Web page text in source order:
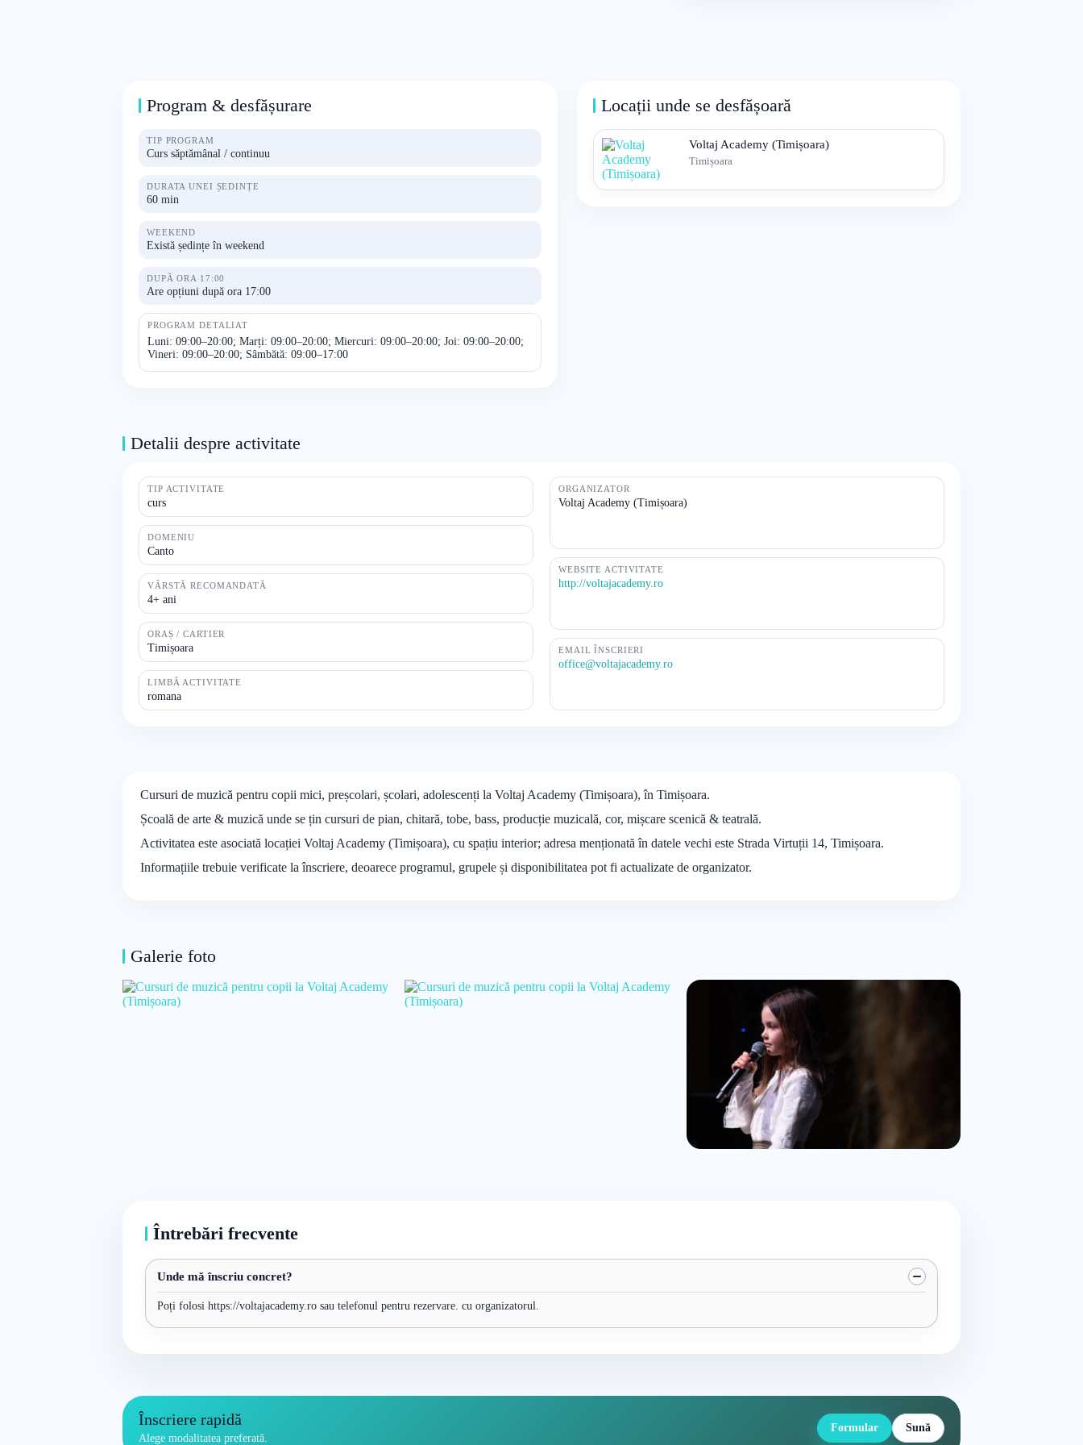
Program & desfășurare
TIP PROGRAM
Curs săptămânal / continuu
DURATA UNEI ȘEDINȚE
60 min
WEEKEND
Există ședințe în weekend
DUPĂ ORA 17:00
Are opțiuni după ora 17:00
PROGRAM DETALIAT
Luni: 09:00–20:00; Marți: 09:00–20:00; Miercuri: 09:00–20:00; Joi: 09:00–20:00;
Vineri: 09:00–20:00; Sâmbătă: 09:00–17:00
Locații unde se desfășoară
Voltaj Academy (Timișoara)
Timișoara
Detalii despre activitate
TIP ACTIVITATE
curs
DOMENIU
Canto
VÂRSTĂ RECOMANDATĂ
4+ ani
ORAȘ / CARTIER
Timișoara
LIMBĂ ACTIVITATE
romana
ORGANIZATOR
Voltaj Academy (Timișoara)
WEBSITE ACTIVITATE
http://voltajacademy.ro
EMAIL ÎNSCRIERI
office@voltajacademy.ro
Cursuri de muzică pentru copii mici, preșcolari, școlari, adolescenți la Voltaj Academy (Timișoara), în Timișoara.
Școală de arte & muzică unde se țin cursuri de pian, chitară, tobe, bass, producție muzicală, cor, mișcare scenică & teatrală.
Activitatea este asociată locației Voltaj Academy (Timișoara), cu spațiu interior; adresa menționată în datele vechi este Strada Virtuții 14, Timișoara.
Informațiile trebuie verificate la înscriere, deoarece programul, grupele și disponibilitatea pot fi actualizate de organizator.
Galerie foto
Întrebări frecvente
Unde mă înscriu concret?
Poți folosi https://voltajacademy.ro sau telefonul pentru rezervare. cu organizatorul.
Înscriere rapidă
Alege modalitatea preferată.
Formular Sună